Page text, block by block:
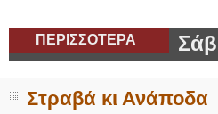
ΠΕΡΙΣΣΟΤΕΡΑ
Στραβά κι Ανάποδα